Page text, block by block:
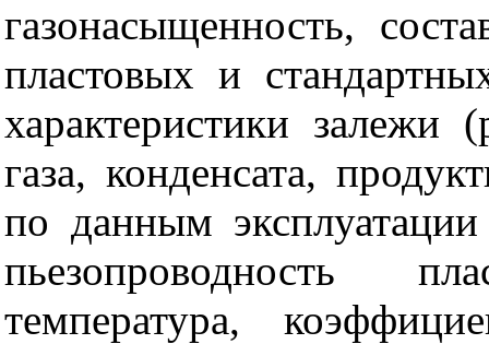
газонасыщенность,
пластовых и
характеристики
газа, конденсата,
по данным
пьезопроводность
температура,